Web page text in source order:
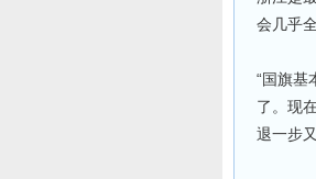
会几乎
“国旗基
了。现
退一步